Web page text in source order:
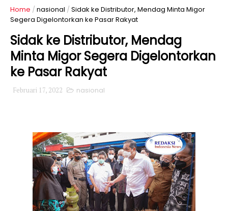
Home / nasional / Sidak ke Distributor, Mendag Minta Migor
Segera Digelontorkan ke Pasar Rakyat
Sidak ke Distributor, Mendag
Minta Migor Segera Digelontorkan
ke Pasar Rakyat
Februari 17, 2022 nasional